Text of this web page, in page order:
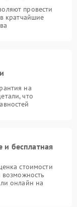
провести
кратчайшие
на
что
и бесплатная
стоимости
возможность
онлайн на